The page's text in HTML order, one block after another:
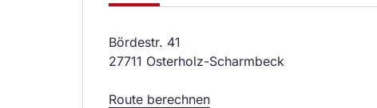
Bördestr. 41
27711 Osterholz-Scharmbeck
Route berechnen